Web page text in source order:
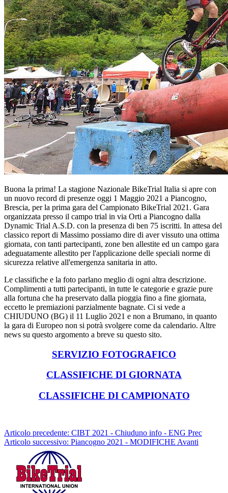
Buona la prima! La stagione Nazionale BikeTrial Italia si apre con
un nuovo record di presenze oggi 1 Maggio 2021 a Piancogno,
Brescia, per la prima gara del Campionato BikeTrial 2021. Gara
organizzata presso il campo trial in via Orti a Piancogno dalla
Dynamic Trial A.S.D. con la presenza di ben 75 iscritti. In attesa del
classico report di Massimo possiamo dire di aver vissuto una ottima
giornata, con tanti partecipanti, zone ben allestite ed un campo gara
adeguatamente allestito per l'applicazione delle speciali norme di
sicurezza relative all'emergenza sanitaria in atto.
Le classifiche e la foto parlano meglio di ogni altra descrizione.
Complimenti a tutti partecipanti, in tutte le categorie e grazie pure
alla fortuna che ha preservato dalla pioggia fino a fine giornata,
eccetto le premiazioni parzialmente bagnate. Ci si vede a
CHIUDUNO (BG) il 11 Luglio 2021 e non a Brumano, in quanto
la gara di Europeo non si potrà svolgere come da calendario. Altre
news su questo argomento a breve su questo sito.
SERVIZIO FOTOGRAFICO
CLASSIFICHE DI GIORNATA
CLASSIFICHE DI CAMPIONATO
Articolo precedente: CIBT 2021 - Chiuduno info - ENG Prec
Articolo successivo: Piancogno 2021 - MODIFICHE Avanti